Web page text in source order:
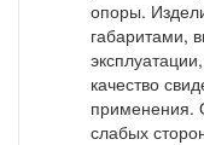
опоры.
габаритами,
качество
применения.
слабых